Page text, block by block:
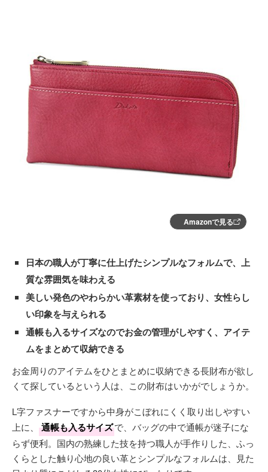
Amazonで見る
日本の職人が丁寧に仕上げたシンプルなフォルムで、上
質な雰囲気を味わえる
美しい発色のやわらかい革素材を使っており、女性らし
い印象を与えられる
通帳も入るサイズなのでお金の管理がしやすく、アイテ
ムをまとめて収納できる
お金周りのアイテムをひとまとめに収納できる長財布が欲し
くて探しているという人は、この財布はいかがでしょうか。
L字ファスナーですから中身がこぼれにくく取り出しやすい
上に、
通帳も入るサイズで、バッグの中で通帳が迷子にな
らず便利。国内の熟練した技を持つ職人が手作りした、ふっ
くらとした触り心地の良い革とシンプルなフォルムは、見た